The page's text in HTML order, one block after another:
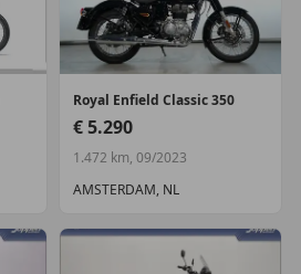
Royal Enfield Classic 350
€ 5.290
1.472 km, 09/2023
AMSTERDAM, NL